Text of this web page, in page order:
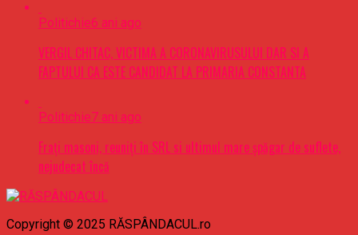
Politichie6 ani ago
VERGIL CHITAC, VICTIMA A CORONAVIRUSULUI DAR SI A
FAPTULUI CA ESTE CANDIDAT LA PRIMARIA CONSTANTA
Politichie7 ani ago
Frați masoni, reuniți în SRL si ultimul mare șpăgar de suflete,
nejudecat încă
Copyright © 2025 RĂSPÂNDACUL.ro